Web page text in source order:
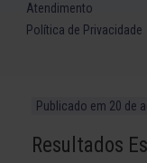
Atendimento
Política de Privacidade
Publicado em 20 de
Resultados